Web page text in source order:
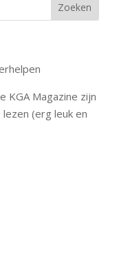
KGA Magazine zijn
(erg leuk en